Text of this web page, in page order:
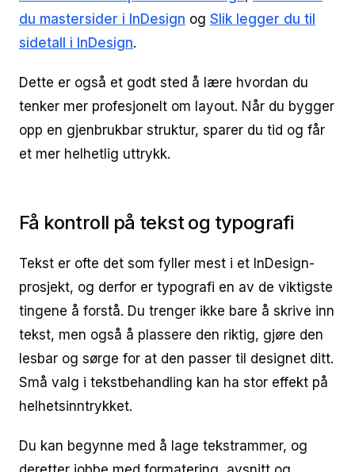
du mastersider i InDesign og Slik legger du til
sidetall i InDesign.
Dette er også et godt sted å lære hvordan du
tenker mer profesjonelt om layout. Når du bygger
opp en gjenbrukbar struktur, sparer du tid og får
et mer helhetlig uttrykk.
Få kontroll på tekst og typografi
Tekst er ofte det som fyller mest i et InDesign-
prosjekt, og derfor er typografi en av de viktigste
tingene å forstå. Du trenger ikke bare å skrive inn
tekst, men også å plassere den riktig, gjøre den
lesbar og sørge for at den passer til designet ditt.
Små valg i tekstbehandling kan ha stor effekt på
helhetsinntrykket.
Du kan begynne med å lage tekstrammer, og